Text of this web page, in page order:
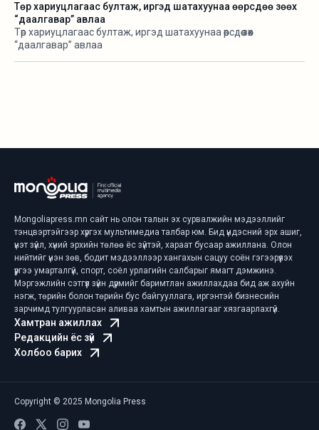
Төр хариуцлагаас бултаж, иргэд шатахуунаа өөрсдөө зөөх
“даалгавар” авлаа
Төр хариуцлагаас бултаж, иргэд шатахуунаа өөрсдөө зөөх
“даалгавар” авлаа
Mongoliapress.mn сайт нь олон талын эх сурвалжийн мэдээллийг
тэнцвэртэйгээр хүргэх мультимедиа талбар юм. Бид үндэсний эрх ашиг,
үнэт зүйл, хүний эрхийн төлөө ёс зүйтэй, хараат бусаар ажиллана. Олон
нийтийг үнэн зөв, бодит мэдээллээр хангахын сацуу соён гэгээрүүлэх
үүргээ умарталгүй, спорт, соёл урлагийн салбарыг ямагт дэмжинэ.
Мэргэжлийн сэтгүүл зүйн дүрмийг баримтлан ажиллахдаа бид аж ахуйн
нэгж, төрийн болон төрийн бус байгууллага, иргэнтэй бизнесийн
зарчимд тулгуурласан аливаа хамтын ажиллагааг хязгаарлахгүй.
Хамтран ажиллах
Редакцийн ёс зүй
Холбоо барих
Copyright © 2025 Mongolia Press